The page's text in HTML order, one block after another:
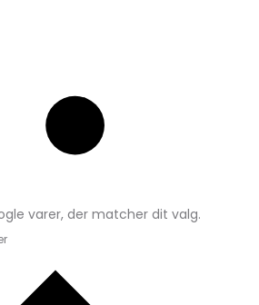
varer, der matcher dit valg.